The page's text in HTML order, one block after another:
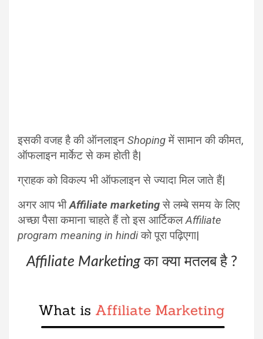
इसकी वजह है की ऑनलाइन Shopingमें सामान की कीमत,
ऑफलाइन मार्केट से कम होती है|
ग्राहक को विकल्प भी ऑफलाइन से ज्यादा मिल जाते हैं|
अगर आप भीAffiliate marketingसे लम्बे समय के लिए
अच्छा पैसा कमाना चाहते हैं तो इस आर्टिकलAffiliate
program meaning in hindiको पूरा पढ़िएगा|
Affiliate Marketingका क्या मतलब है ?